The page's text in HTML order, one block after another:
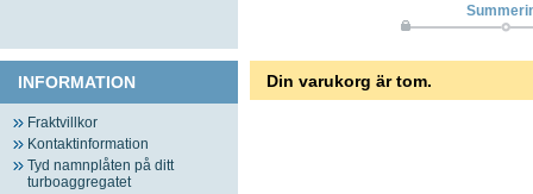
INFORMATION
Fraktvillkor
Kontaktinformation
Tyd namnplåten på ditt
turboaggregatet
Din varukorg är tom.